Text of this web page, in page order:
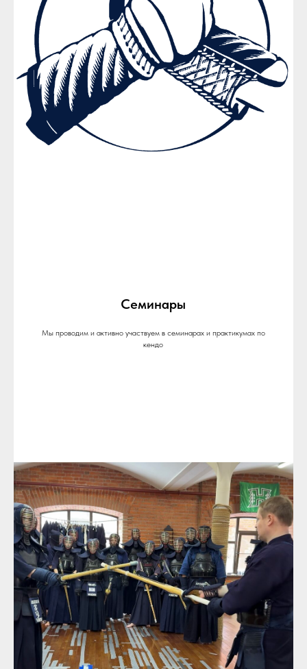
Семинары
Мы проводим и активно участвуем в семинарах и практикумах по
кендо